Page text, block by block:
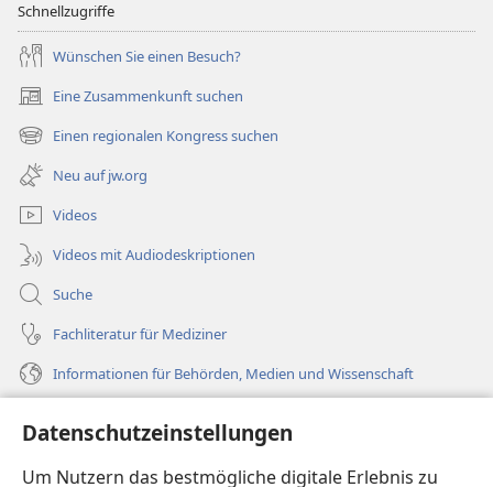
Datenschutzeinstellungen
Um Nutzern das bestmögliche digitale Erlebnis zu
Schnellzugriffe
Wünschen Sie einen Besuch?
Eine Zusammenkunft suchen
(öffnet
neues
Fenster)
Einen regionalen Kongress suchen
(öffnet
neues
Fenster)
Neu auf jw.org
Videos
Videos mit Audiodeskriptionen
Suche
Fachliteratur für Mediziner
Informationen für Behörden, Medien und Wissenschaft
Spenden
(öffnet